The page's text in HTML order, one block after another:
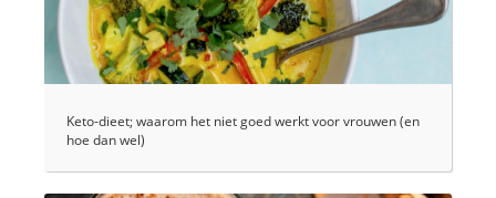
Keto-dieet; waarom het niet goed werkt voor vrouwen (en
hoe dan wel)